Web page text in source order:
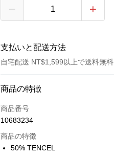
支払いと配送方法
自宅配送 NT$1,599以上で送料無料
お支払い方法
クレジットカード1回払い
LINE Pay
Apple Pay
商品の特徴
商品番号
10683234
商品の特徴
50% TENCEL